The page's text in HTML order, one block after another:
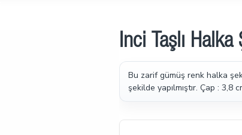
İnci Taşlı
Bu zarif gümüş renk halka
şekilde yapılmıştır. Çap : 3,8